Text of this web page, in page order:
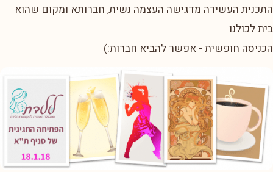
התכנית העשירה מדגישה העצמה נשית, חברותא ומקום שהוא
בית לכולנו
הכניסה חופשית - אפשר להביא חברות:)